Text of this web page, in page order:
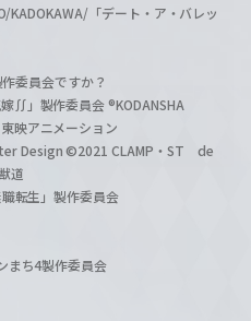
「デート・ア・バレッ
委員会ですか？
∬」製作委員会 ®KODANSHA
映アニメーション
Design ©2021 CLAMP・ST de
道
転生」製作委員会
まち4製作委員会